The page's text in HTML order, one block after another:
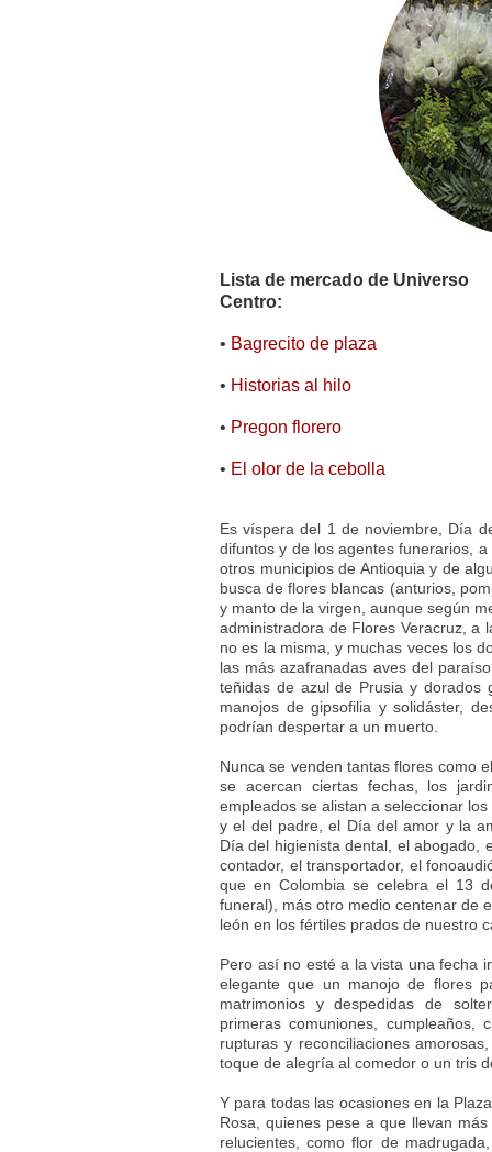
Lista de mercado de Universo
Centro:
• Bagrecito de plaza
• Historias al hilo
• Pregon florero
• El olor de la cebolla
Es víspera del 1 de noviembre, Día
difuntos y de los agentes funerarios,
otros municipios de Antioquia y de
busca de flores blancas (anturios,
y manto de la virgen, aunque según
administradora de Flores Veracruz, a
no es la misma, y muchas veces los
las más azafranadas aves del
teñidas de azul de Prusia y dorados
manojos de gipsofilia y solidáster,
podrían despertar a un muerto.
Nunca se venden tantas flores como
se acercan ciertas fechas, los
empleados se alistan a seleccionar
y el del padre, el Día del amor y la
Día del higienista dental, el abogado,
contador, el transportador, el
que en Colombia se celebra el 13
funeral), más otro medio centenar de
león en los fértiles prados de nuestro
Pero así no esté a la vista una fecha
elegante que un manojo de flores
matrimonios y despedidas de
primeras comuniones,
rupturas y reconciliaciones
toque de alegría al comedor o un tris
Y para todas las ocasiones en la
Rosa, quienes pese a que llevan
relucientes, como flor de